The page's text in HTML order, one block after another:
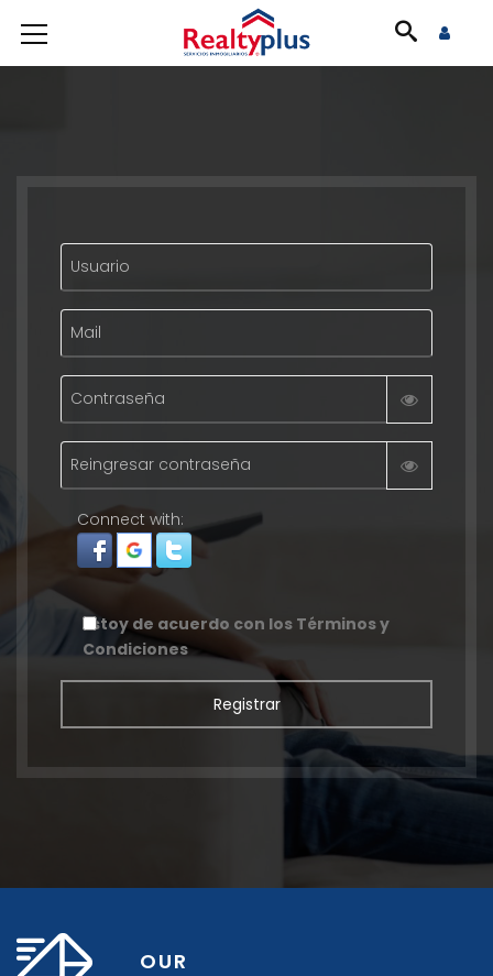
Usuario
Reingresar contraseña
Connect with:
Estoy de acuerdo con los Términos y
Condiciones
Registrar
OUR